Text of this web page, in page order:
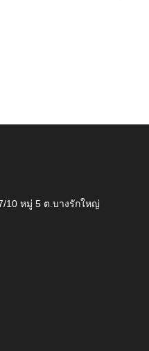
10 หมู่ 5 ต.บางรักใหญ่